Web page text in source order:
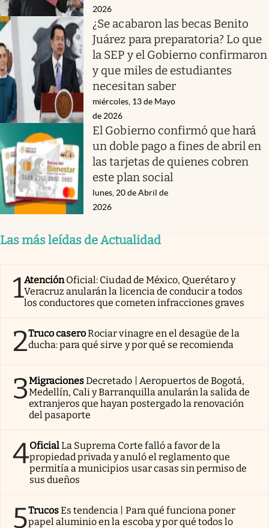
2026
¿Se acabaron las becas Benito
Juárez para preparatoria? Lo que
la SEP y el Gobierno confirmaron
y que miles de estudiantes
necesitan saber
miércoles, 13 de Mayo
de 2026
El Gobierno confirmó que hará
un doble pago a fines de abril en
las tarjetas de quienes cobren
este plan social
lunes, 20 de Abril de
2026
Las más leídas de Actualidad
1AtenciónOficial: Ciudad de México, Querétaro y
Veracruz anularán la licencia de conducir a todos
los conductores que cometen infracciones graves
2Truco caseroRociar vinagre en el desagüe de la
ducha: para qué sirve y por qué se recomienda
3MigracionesDecretado | Aeropuertos de Bogotá,
Medellín, Cali y Barranquilla anularán la salida de
extranjeros que hayan postergado la renovación
del pasaporte
4OficialLa Suprema Corte falló a favor de la
propiedad privada y anuló el reglamento que
permitía a municipios usar casas sin permiso de
sus dueños
5TrucosEs tendencia | Para qué funciona poner
papel aluminio en la escoba y por qué todos lo